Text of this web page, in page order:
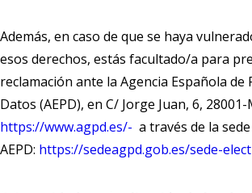
Además, en caso de que se haya
esos derechos, estás facultado/a para
reclamación ante la Agencia Española de
Datos (AEPD), en C/ Jorge Juan, 6,
https://www.agpd.es/- a través de la
AEPD: https://sedeagpd.gob.es/sede-